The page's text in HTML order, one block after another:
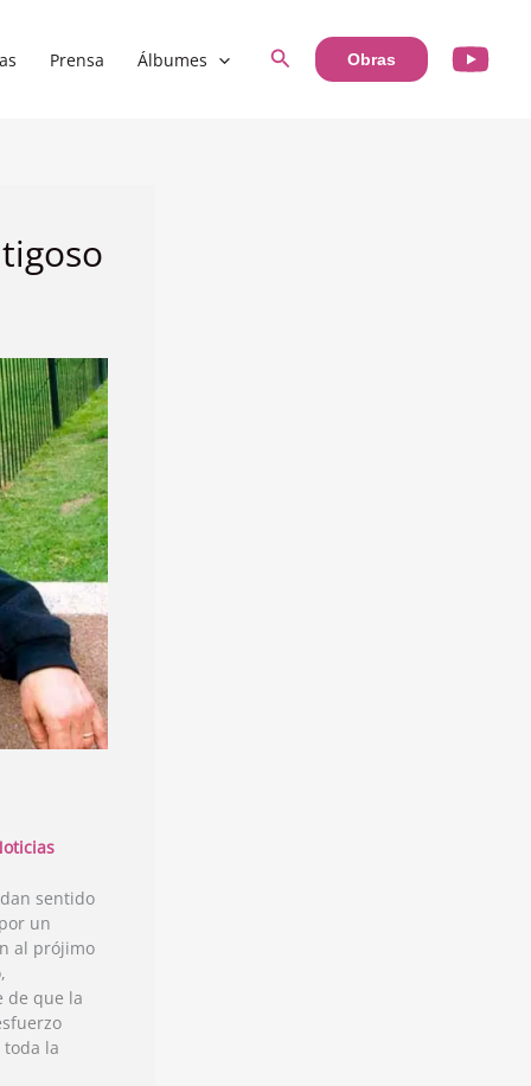
Prensa Álbumes Buscar Obras
sentido
un
al prójimo
de que la
la